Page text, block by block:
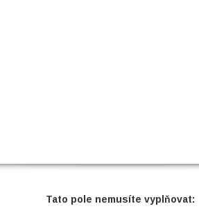
Tato pole nemusíte vyplňovat: